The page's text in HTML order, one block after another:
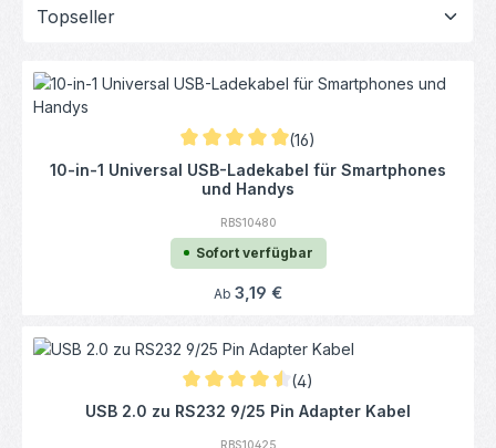
Durchschnittliche Bewertung von 5 von 5
(16)
10-in-1 Universal USB-Ladekabel für Smartphones
und Handys
RBS10480
Sofort verfügbar
Regulärer Preis:
Ab 3,19 €
Durchschnittliche Bewertung von 4.38 von
(4)
USB 2.0 zu RS232 9/25 Pin Adapter Kabel
RBS10425